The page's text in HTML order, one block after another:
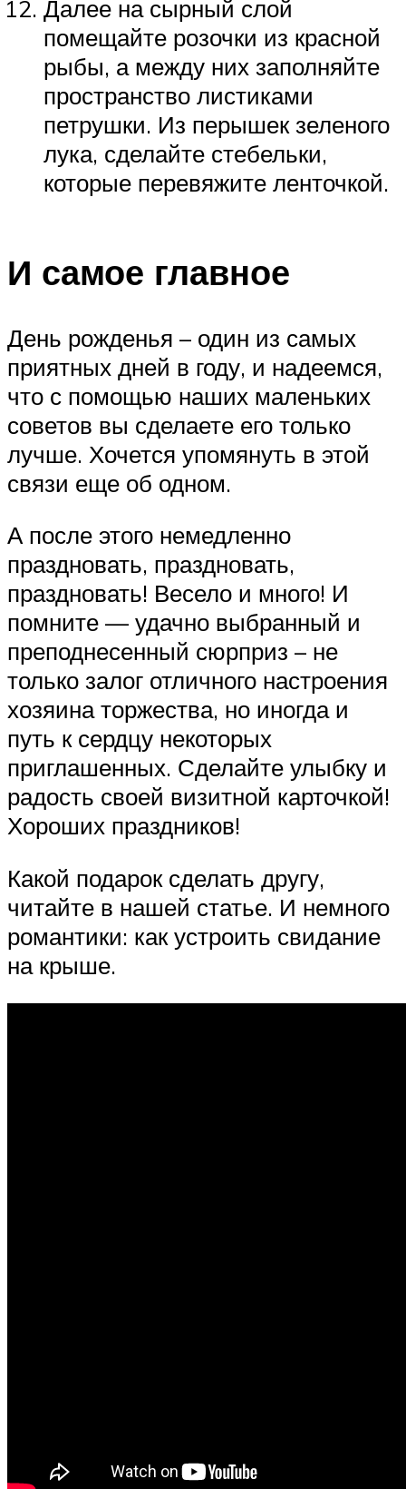
Далее на сырный слой
помещайте розочки из красной
рыбы, а между них заполняйте
пространство листиками
петрушки. Из перышек зеленого
лука, сделайте стебельки,
которые перевяжите ленточкой.
И самое главное
День рожденья – один из самых
приятных дней в году, и надеемся,
что с помощью наших маленьких
советов вы сделаете его только
лучше. Хочется упомянуть в этой
связи еще об одном.
А после этого немедленно
праздновать, праздновать,
праздновать! Весело и много! И
помните — удачно выбранный и
преподнесенный сюрприз – не
только залог отличного настроения
хозяина торжества, но иногда и
путь к сердцу некоторых
приглашенных. Сделайте улыбку и
радость своей визитной карточкой!
Хороших праздников!
Какой подарок сделать другу,
читайте в нашей статье. И немного
романтики: как устроить свидание
на крыше.